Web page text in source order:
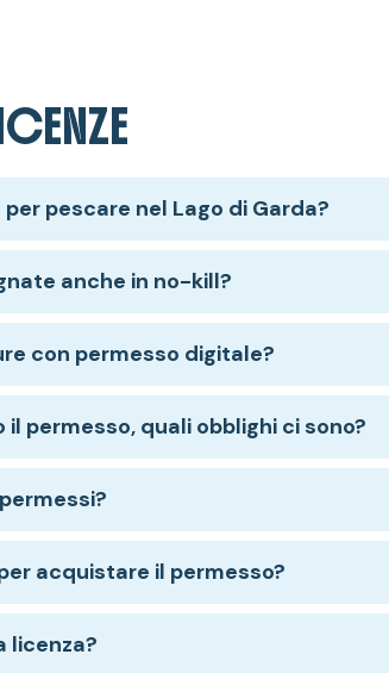
pescare nel Lago di Garda?
anche in no-kill?
con permesso digitale?
permesso, quali obblighi ci sono?
acquistare il permesso?
licenza?